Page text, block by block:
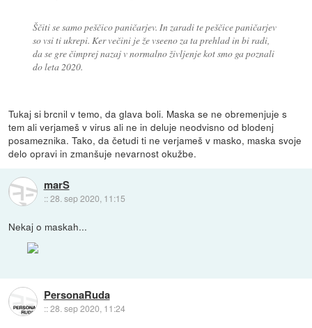
Ščiti se samo peščico paničarjev. In zaradi te peščice paničarjev
so vsi ti ukrepi. Ker večini je že vseeno za ta prehlad in bi radi,
da se gre čimprej nazaj v normalno življenje kot smo ga poznali
do leta 2020.
Tukaj si brcnil v temo, da glava boli. Maska se ne obremenjuje s
tem ali verjameš v virus ali ne in deluje neodvisno od blodenj
posameznika. Tako, da četudi ti ne verjameš v masko, maska svoje
delo opravi in zmanšuje nevarnost okužbe.
marS
::28. sep 2020, 11:15
Nekaj o maskah...
PersonaRuda
::28. sep 2020, 11:24